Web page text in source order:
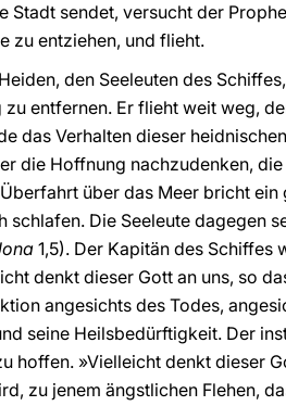
sendet, versucht der
zu entziehen, und flieht.
den Seeleuten des
entfernen. Er flieht weit weg,
das Verhalten dieser
die Hoffnung nachzudenken,
über das Meer bricht ein
Die Seeleute dagegen
1,5). Der Kapitän des Schiffes
denkt dieser Gott an uns, so
angesichts des Todes,
seine Heilsbedürftigkeit. Der
»Vielleicht denkt dieser
zu jenem ängstlichen Flehen,